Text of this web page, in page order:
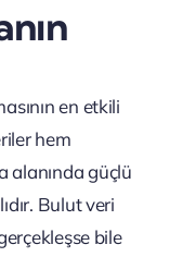
en etkili
hem
alanında güçlü
Bulut veri
bile